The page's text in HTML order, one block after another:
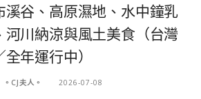
溪谷、高原濕地、水中鐘乳
河川納涼與風土美食（台灣
年運行中）
。CJ夫人。 2026-07-08